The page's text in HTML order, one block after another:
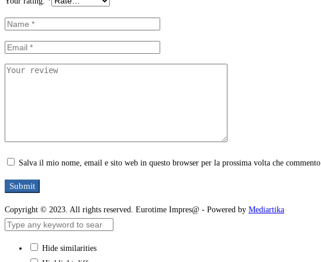
Salva il mio nome, email e sito web in questo browser per la prossima volta che commento.
Copyright © 2023. All rights reserved. Eurotime Impres@ - Powered by Mediartika
Hide similarities